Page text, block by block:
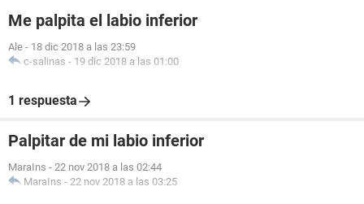
Me palpita el labio inferior
Ale - 18 dic 2018 a las 23:59
c-salinas - 19 dic 2018 a las 01:00
1 respuesta
Palpitar de mi labio inferior
MaraIns - 22 nov 2018 a las 02:44
MaraIns - 22 nov 2018 a las 03:25